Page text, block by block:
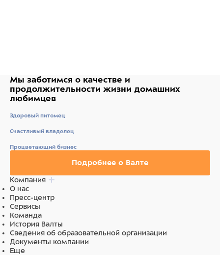
Мы заботимся о качестве и
продолжительности жизни домашних
любимцев
Здоровый питомец
Счастливый владелец
Процветающий бизнес
Подробнее о Валте
Компания
О нас
Пресс-центр
Сервисы
Команда
История Валты
Сведения об образовательной организации
Документы компании
Еще